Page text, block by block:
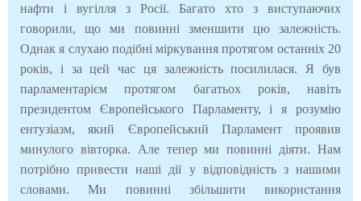
нафти і вугілля з Росії. Багато хто з виступаючих
говорили, що ми повинні зменшити цю залежність.
Однак я слухаю подібні міркування протягом останніх 20
років, і за цей час ця залежність посилилася. Я був
парламентарієм протягом багатьох років, навіть
президентом Європейського Парламенту, і я розумію
ентузіазм, який Європейський Парламент проявив
минулого вівторка. Але тепер ми повинні діяти. Нам
потрібно привести наші дії у відповідність з нашими
словами. Ми повинні збільшити використання